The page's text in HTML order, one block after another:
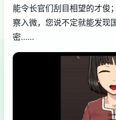
能令长官们刮目相望的才俊
察入微，您说不定就能发现
密……